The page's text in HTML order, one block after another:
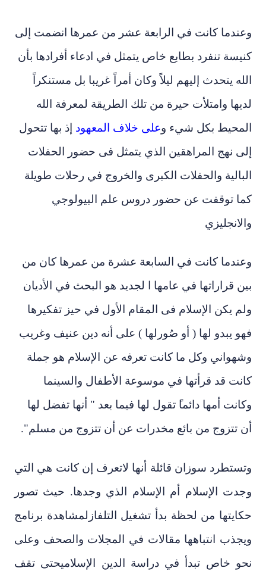
وعندما كانت في الرابعة عشر من عمرها انضمت إلى
كنيسة تنفرد بطابع خاص يتمثل في ادعاء أفرادها بأن
الله يتحدث إليهم ليلاً وكان أمراً غريبا بل مستنكراً
لديها وامتلأت حيرة من تلك الطريقة لمعرفة الله
المحيط بكل شيء وعلى خلاف المعهودإذ بها تتحول
إلى نهج المراهقين الذي يتمثل فى حضور الحفلات
البالية والحفلات الكبرى والخروج في رحلات طويلة
كما توقفت عن حضور دروس علم البيولوجي
والانجليزي
وعندما كانت في السابعة عشرة من عمرها كان من
بين قراراتها في عامها ا لجديد هو البحث في الأديان
ولم يكن الإسلام فى المقام الأول في حيز تفكيرها
فهو يبدو لها ( أو صُورلها ) على أنه دين عنيف وغريب
وشهواني وكل ما كانت تعرفه عن الإسلام هو جملة
كانت قد قرأتها في موسوعة الأطفال والسينما
وكانت أمها دائما ًتقول لها فيما بعد " أنها تفضل لها
أن تتزوج من بائع مخدرات عن أن تتزوج من مسلم".
وتستطرد سوزان قائلة أنها لاتعرف إن كانت هي التي
وجدت الإسلام أم الإسلام الذي وجدها. حيث تصور
حكايتها من لحظة بدأ تشغيل التلفازلمشاهدة برنامج
ويجذب انتباهها مقالات في المجلات والصحف وعلى
نحو خاص تبدأ في دراسة الدينالإسلاميحتى تقف